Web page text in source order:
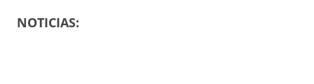
NOTICIAS: